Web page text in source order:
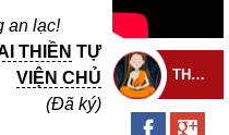
an lạc!
THIỀN TỰ
VIỆN CHỦ
(Đã ký)
THEO DÕI THIỀN TỰ